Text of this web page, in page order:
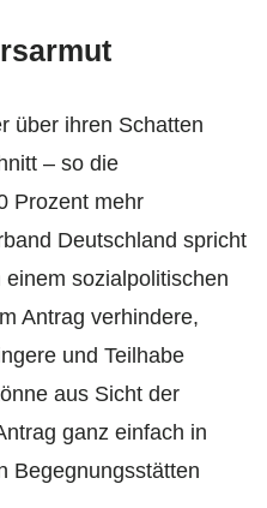
über ihren Schatten
– so die
Prozent mehr
Deutschland spricht
sozialpolitischen
Antrag verhindere,
und Teilhabe
aus Sicht der
ganz einfach in
Begegnungsstätten